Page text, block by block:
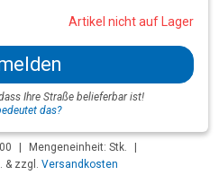
Artikel nicht auf Lager
Ihre Straße belieferbar ist!
das?
| Mengeneinheit: Stk.
|
& zzgl. Versandkosten